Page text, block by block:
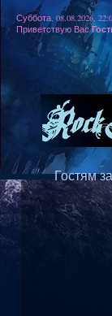
Суббота, 08.08.2026,
Приветствую Вас
Гостям